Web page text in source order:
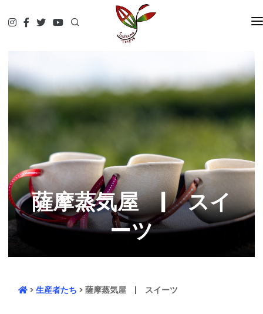
地紅茶サミットとは?
チケット情報
出展者
薩摩蒸気屋 | スイ
ーツ
> 生産者たち > 薩摩蒸気屋 | スイーツ